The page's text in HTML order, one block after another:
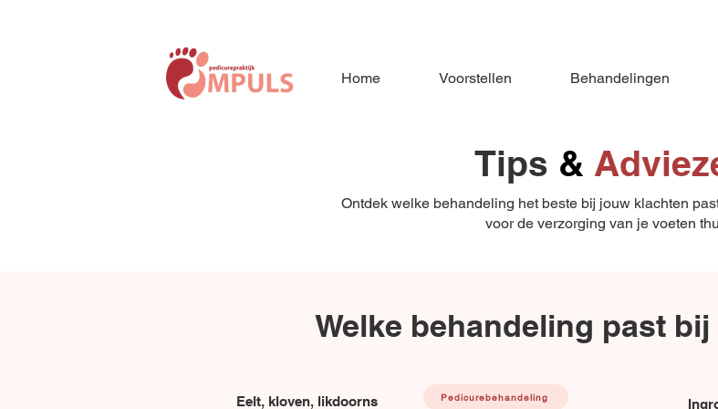
Home Voorstellen Behandelingen
Tips &
Ontdek welke behandeling het beste bij jouw klachten
voor de verzorging van je voeten
Welke behandeling past
Eelt, kloven, likdoorns Pedicurebehandeling